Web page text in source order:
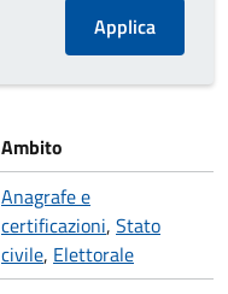
Ambito
Anagrafe e
certificazioni, Stato
civile, Elettorale